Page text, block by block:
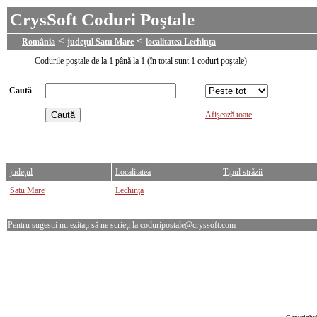
CrysSoft Coduri Poştale
România < judeţul Satu Mare < localitatea Lechinţa
Codurile poştale de la 1 până la 1 (în total sunt 1 coduri poştale)
Caută
Afişează toate
judeţul Localitatea
Tipul străzii
Satu Mare
Lechinţa
Pentru sugestii nu ezitaţi să ne scrieţi la coduripostale@cryssoft.com